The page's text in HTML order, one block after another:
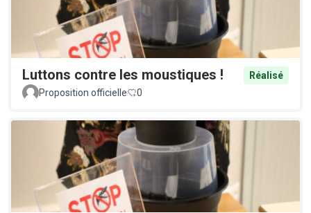
Luttons contre les moustiques !
Réalisé
Proposition officielle
0